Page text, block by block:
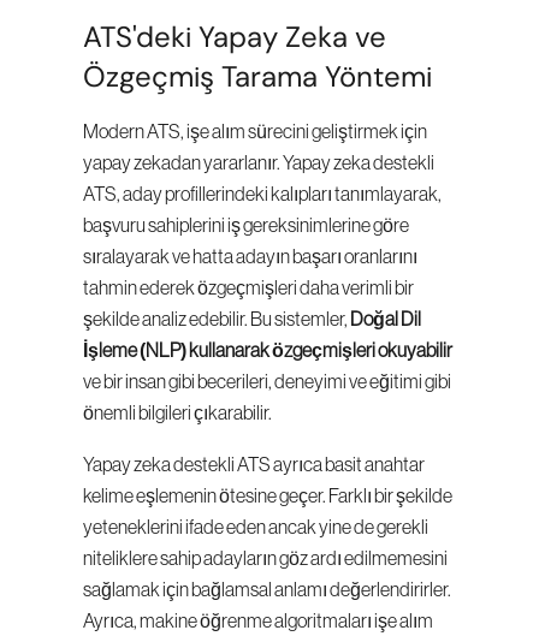
ATS'deki Yapay Zeka ve
Özgeçmiş Tarama Yöntemi
Modern ATS, işe alım sürecini geliştirmek için
yapay zekadan yararlanır. Yapay zeka destekli
ATS, aday profillerindeki kalıpları tanımlayarak,
başvuru sahiplerini iş gereksinimlerine göre
sıralayarak ve hatta adayın başarı oranlarını
tahmin ederek özgeçmişleri daha verimli bir
şekilde analiz edebilir. Bu sistemler, Doğal Dil
İşleme (NLP) kullanarak özgeçmişleri okuyabilir
ve bir insan gibi becerileri, deneyimi ve eğitimi gibi
önemli bilgileri çıkarabilir.
Yapay zeka destekli ATS ayrıca basit anahtar
kelime eşlemenin ötesine geçer. Farklı bir şekilde
yeteneklerini ifade eden ancak yine de gerekli
niteliklere sahip adayların göz ardı edilmemesini
sağlamak için bağlamsal anlamı değerlendirirler.
Ayrıca, makine öğrenme algoritmaları işe alım